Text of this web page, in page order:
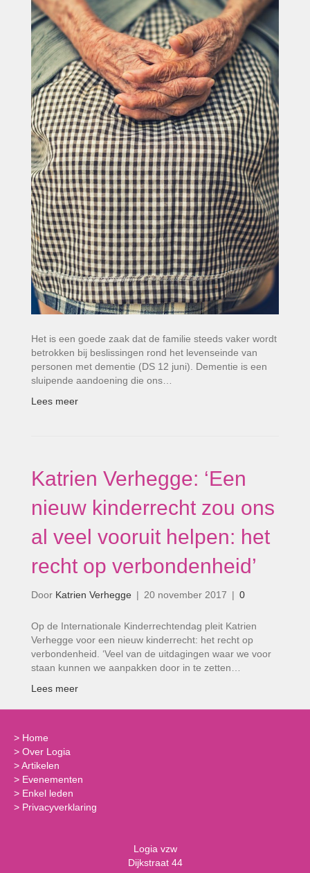
Het is een goede zaak dat de familie steeds vaker wordt
betrokken bij beslissingen rond het levenseinde van
personen met dementie (DS 12 juni). Dementie is een
sluipende aandoening die ons…
Lees meer
Katrien Verhegge: ‘Een
nieuw kinderrecht zou ons
al veel vooruit helpen: het
recht op verbondenheid’
Door Katrien Verhegge | 20 november 2017 | 0
Op de Internationale Kinderrechtendag pleit Katrien
Verhegge voor een nieuw kinderrecht: het recht op
verbondenheid. ‘Veel van de uitdagingen waar we voor
staan kunnen we aanpakken door in te zetten…
Lees meer
> Home
> Over Logia
>Artikelen
> Evenementen
> Enkel leden
> Privacyverklaring
Logia vzw
Dijkstraat 44